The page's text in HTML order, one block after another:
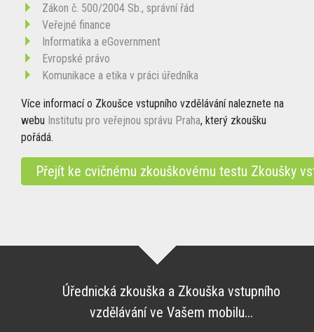
Zákon č. 500/2004 Sb., správní řád
Veřejné finance
Informatika a eGovernment
Evropské právo
Komunikace a etika v práci úředníka
Více informací o Zkoušce vstupního vzdělávání naleznete na
webu Institutu pro veřejnou správu Praha, který zkoušku
pořádá.
Přejít ke cvičnému zkouškovému testu Zkoušky
Úřednická zkouška a Zkouška vstupního
vzdělávání ve Vašem mobilu...